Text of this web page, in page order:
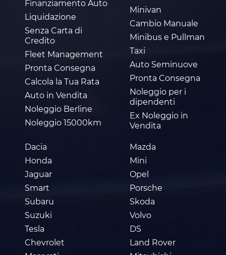
Finanziamento Auto
Liquidazione
Senza Carta di
Credito
Fleet Management
Pronta Consegna
Calcola la Tua Rata
Auto in Vendita
Noleggio Berline
Noleggio 15000km
Dacia
Honda
Jaguar
Smart
Subaru
Suzuki
Tesla
Chevrolet
Mazda
Mini
Opel
Porsche
Skoda
Volvo
DS
Land Rover
Minivan
Cambio Manuale
Minibus e Pullman
Taxi
Auto Seminuove
Pronta Consegna
Noleggio per i
dipendenti
Ex Noleggio in
Vendita